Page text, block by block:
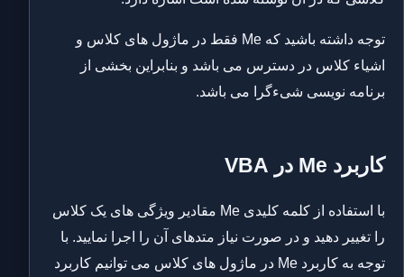
توجه داشته باشید که Me فقط در ماژول های کلاس و
اشیاء کلاس در دسترس می باشد و بنابراین بخشی از
برنامه نویسی شیءگرا می باشد.
کاربرد Me در VBA
با استفاده از کلمه کلیدی Me مقادیر ویژگی های یک کلاس
را تغییر دهید و در صورت نیاز متدهای آن را اجرا نمایید. با
توجه به کاربرد Me در ماژول های کلاس می توانیم کاربرد